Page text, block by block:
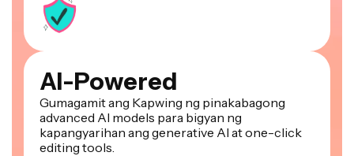
AI-Powered
Gumagamit ang Kapwing ng pinakabagong
advanced AI models para bigyan ng
kapangyarihan ang generative AI at one-click
editing tools.